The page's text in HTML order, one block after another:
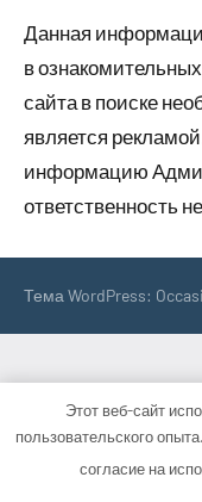
Данная
в
сайта в поиске
является
информацию
ответственность
Тема WordPress:
Этот веб-сайт
пользовательского
согласие на